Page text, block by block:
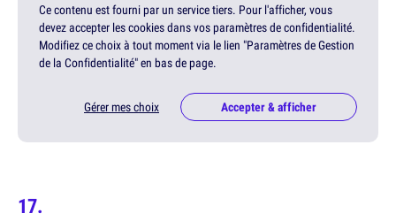
Ce contenu est fourni par un service tiers. Pour l'afficher, vous
devez accepter les cookies dans vos paramètres de confidentialité.
Modifiez ce choix à tout moment via le lien "Paramètres de Gestion
de la Confidentialité" en bas de page.
Gérer mes choix Accepter & afficher